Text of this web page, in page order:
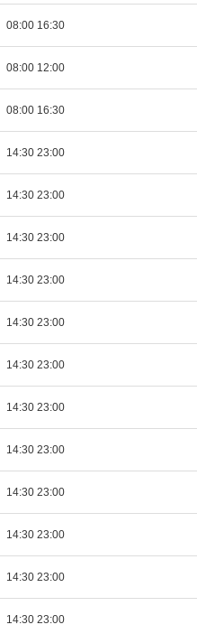
08:00 16:30
08:00 12:00
08:00 16:30
14:30 23:00
14:30 23:00
14:30 23:00
14:30 23:00
14:30 23:00
14:30 23:00
14:30 23:00
14:30 23:00
14:30 23:00
14:30 23:00
14:30 23:00
14:30 23:00